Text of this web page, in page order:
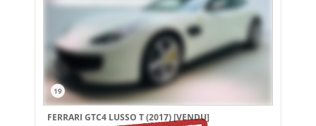
19
FERRARI GTC4 LUSSO T (2017)[VENDU]